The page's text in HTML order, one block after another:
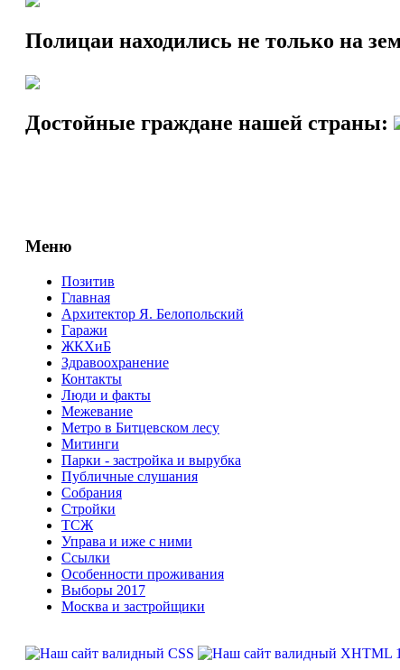
Полицаи находились не только на
Достойные граждане нашей страны:
Меню
Позитив
Главная
Архитектор Я. Белопольский
Гаражи
ЖКХиБ
Здравоохранение
Контакты
Люди и факты
Межевание
Метро в Битцевском лесу
Митинги
Парки - застройка и вырубка
Публичные слушания
Собрания
Стройки
ТСЖ
Управа и иже с ними
Ссылки
Особенности проживания
Выборы 2017
Москва и застройщики